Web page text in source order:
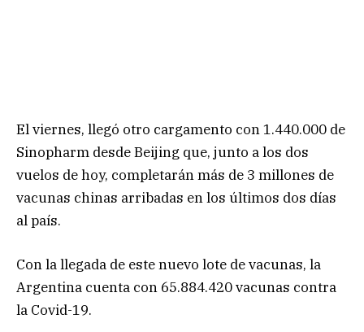
El viernes, llegó otro cargamento con 1.440.000 de
Sinopharm desde Beijing que, junto a los dos
vuelos de hoy, completarán más de 3 millones de
vacunas chinas arribadas en los últimos dos días
al país.
Con la llegada de este nuevo lote de vacunas, la
Argentina cuenta con 65.884.420 vacunas contra
la Covid-19.